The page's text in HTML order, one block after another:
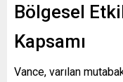
Bölgesel
Kapsamı
Vance, varılan